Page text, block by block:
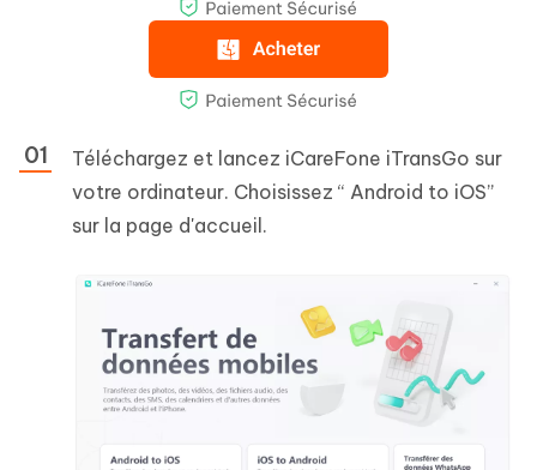
Téléchargez et lancez iCareFone iTransGo sur
votre ordinateur. Choisissez “ Android to iOS”
sur la page d'accueil.